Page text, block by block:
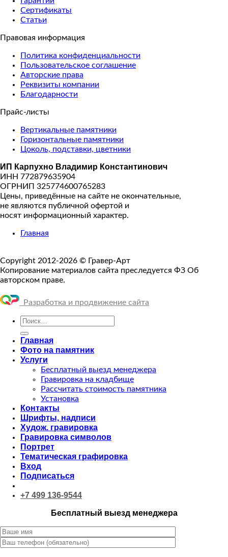
Сертификаты
Статьи
Правовая информация
Политика конфиденциальности
Пользовательское соглашение
Авторские права
Реквизиты компании
Благодарности
Прайс-листы
Вертикальные памятники
Горизонтальные памятники
Цоколь, подставки, цветники
ИП Карпухно Владимир Константинович
ИНН 772879635904
ОГРНИП 325774600765283
Цены, приведённые на сайте не окончательные,
не являются публичной офертой и
носят информационный характер.
Главная
Copyright 2012-2026 © Гравер-Арт
Копирование материалов сайта преследуется ФЗ Об
авторском праве.
Разработка и продвижение сайта
Искать:
Главная
Фото на памятник
Услуги
Бесплатный выезд менеджера
Гравировка на кладбище
Рассчитать стоимость памятника
Установка
Контакты
Шрифты, надписи
Худож. гравировка
Гравировка символов
Портрет
Тематическая графировка
Вход
Подписаться
+7 499 136-9544
Бесплатный выезд менеджера